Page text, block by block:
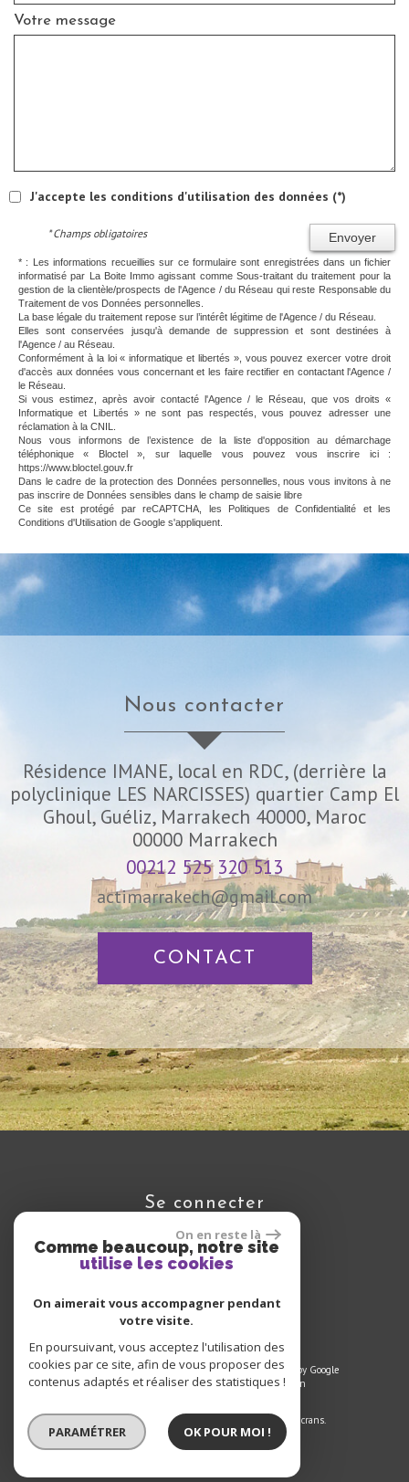
On en reste là
Comme beaucoup, notre site
utilise les cookies
On aimerait vous accompagner pendant
votre visite.
En poursuivant, vous acceptez l'utilisation des
cookies par ce site, afin de vous proposer des
contenus adaptés et réaliser des statistiques !
PARAMÉTRER OK POUR MOI !
Votre message
J'accepte les conditions d'utilisation des données (*)
Envoyer
* Champs obligatoires
* : Les informations recueillies sur ce formulaire sont enregistrées dans un fichier
informatisé par La Boite Immo agissant comme Sous-traitant du traitement pour la
gestion de la clientèle/prospects de l'Agence / du Réseau qui reste Responsable du
Traitement de vos Données personnelles.
La base légale du traitement repose sur l’intérêt légitime de l'Agence / du Réseau.
Elles sont conservées jusqu'à demande de suppression et sont destinées à
l'Agence / au Réseau.
Conformément à la loi « informatique et libertés », vous pouvez exercer votre droit
d'accès aux données vous concernant et les faire rectifier en contactant l'Agence /
le Réseau.
Si vous estimez, après avoir contacté l'Agence / le Réseau, que vos droits «
Informatique et Libertés » ne sont pas respectés, vous pouvez adresser une
réclamation à la CNIL.
Nous vous informons de l’existence de la liste d'opposition au démarchage
téléphonique « Bloctel », sur laquelle vous pouvez vous inscrire ici :
https://www.bloctel.gouv.fr
Dans le cadre de la protection des Données personnelles, nous vous invitons à ne
pas inscrire de Données sensibles dans le champ de saisie libre
Ce site est protégé par reCAPTCHA, les Politiques de Confidentialité et les
Conditions d'Utilisation de Google s'appliquent.
nous contacter
Résidence IMANE, local en RDC, (derrière la
polyclinique LES NARCISSES) quartier Camp El
Ghoul, Guéliz, Marrakech 40000, Maroc
00000 Marrakech
00212 525 320 513
actimarrakech@gmail.com
CONTACT
se connecter
Espace propriétaire
© 2025 | Tous droits réservés | Traduction powered by Google
Plan du site-Mentions légales-Liens-Admin
un seul site adaptable à tous les types d'écrans.